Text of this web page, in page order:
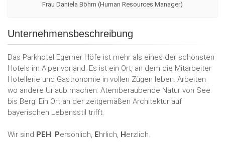
Frau Daniela Böhm (Human Resources Manager)
Unternehmensbeschreibung
Das Parkhotel Egerner Höfe ist mehr als eines der schönsten
Hotels im Alpenvorland. Es ist ein Ort, an dem die Mitarbeiter
Hotellerie und Gastronomie in vollen Zügen leben. Arbeiten
wo andere Urlaub machen: Atemberaubende Natur von See
bis Berg. Ein Ort an der zeitgemäßen Architektur auf
bayerischen Lebensstil trifft.
Wir sind PEH: Persönlich, Ehrlich, Herzlich.